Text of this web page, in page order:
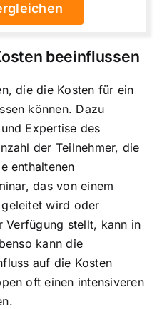
beeinflussen
die die Kosten für ein
können. Dazu
Expertise des
der Teilnehmer, die
enthaltenen
das von einem
wird oder
Verfügung stellt, kann in
kann die
auf die Kosten
oft einen intensiveren